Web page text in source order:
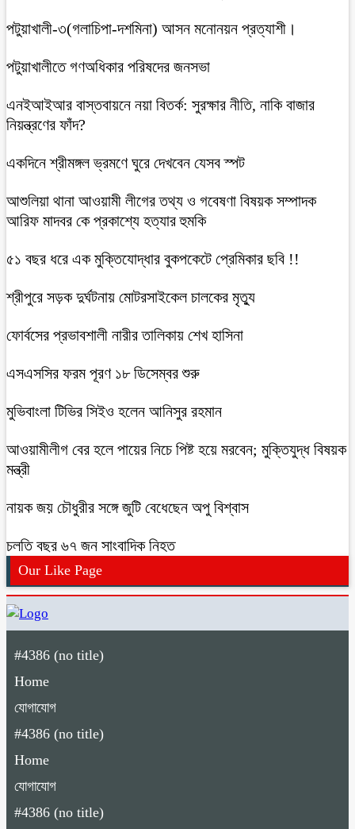
পটুয়াখালী-৩(গলাচিপা-দশমিনা) আসন মনোনয়ন প্রত্যাশী।
পটুয়াখালীতে গণঅধিকার পরিষদের জনসভা
এনইআইআর বাস্তবায়নে নয়া বিতর্ক: সুরক্ষার নীতি, নাকি বাজার
নিয়ন্ত্রণের ফাঁদ?
একদিনে শ্রীমঙ্গল ভ্রমণে ঘুরে দেখবেন যেসব স্পট
আশুলিয়া থানা আওয়ামী লীগের তথ্য ও গবেষণা বিষয়ক সম্পাদক
আরিফ মাদবর কে প্রকাশ্যে হত্যার হুমকি
৫১ বছর ধরে এক মুক্তিযোদ্ধার বুকপকেটে প্রেমিকার ছবি !!
শ্রীপুরে সড়ক দুর্ঘটনায় মোটরসাইকেল চালকের মৃত্যু
ফোর্বসের প্রভাবশালী নারীর তালিকায় শেখ হাসিনা
এসএসসির ফরম পূরণ ১৮ ডিসেম্বর শুরু
মুভিবাংলা টিভির সিইও হলেন আনিসুর রহমান
আওয়ামীলীগ বের হলে পায়ের নিচে পিষ্ট হয়ে মরবেন; মুক্তিযুদ্ধ বিষয়ক
মন্ত্রী
নায়ক জয় চৌধুরীর সঙ্গে জুটি বেধেছেন অপু বিশ্বাস
চলতি বছর ৬৭ জন সাংবাদিক নিহত
Our Like Page
#4386 (no title)
Home
যোগাযোগ
#4386 (no title)
Home
যোগাযোগ
#4386 (no title)